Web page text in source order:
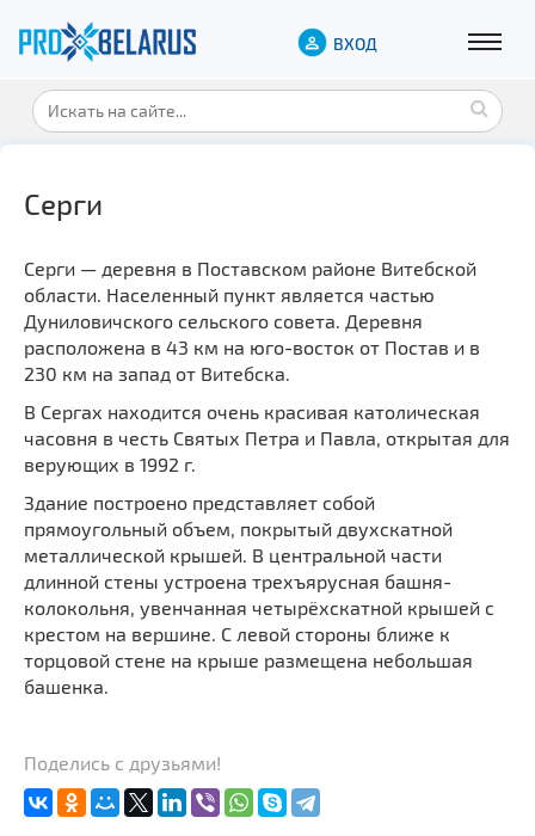
ВХОД
Серги
Серги — деревня в Поставском районе Витебской
области. Населенный пункт является частью
Дуниловичского сельского совета. Деревня
расположена в 43 км на юго-восток от Постав и в
230 км на запад от Витебска.
В Сергах находится очень красивая католическая
часовня в честь Святых Петра и Павла, открытая для
верующих в 1992 г.
Здание построено представляет собой
прямоугольный объем, покрытый двухскатной
металлической крышей. В центральной части
длинной стены устроена трехъярусная башня-
колокольня, увенчанная четырёхскатной крышей с
крестом на вершине. С левой стороны ближе к
торцовой стене на крыше размещена небольшая
башенка.
Поделись с друзьями!